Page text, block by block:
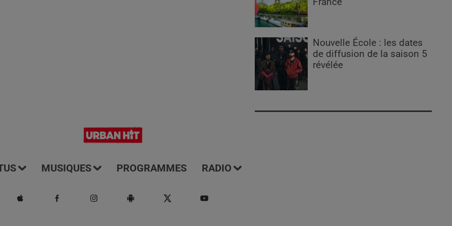
Nouvelle École : les dates
de diffusion de la saison 5
révélée
MUSIQUES PROGRAMMES RADIO